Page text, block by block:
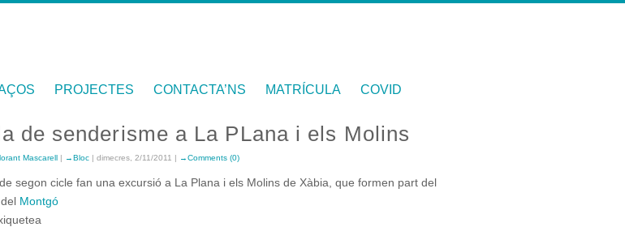
PROJECTES CONTACTA’NS MATRÍCULA COVID
de senderisme a La PLana i els Molins
Mascarell | Bloc | dimecres, 2/11/2011 | Comments (0)
segon cicle fan una excursió a La Plana i els Molins de Xàbia, que formen part del
Montgó